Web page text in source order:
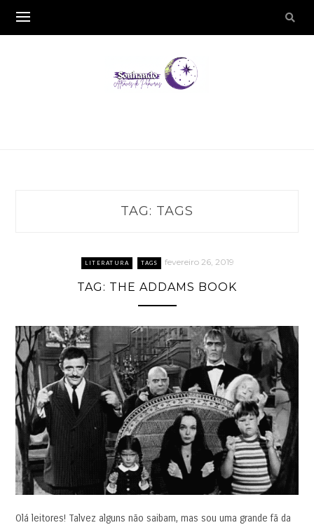
TAG: TAGS
LITERATURA TAGS fevereiro 26, 2019
TAG: THE ADDAMS BOOK
Olá leitores! Talvez alguns não saibam, mas sou uma grande fã da